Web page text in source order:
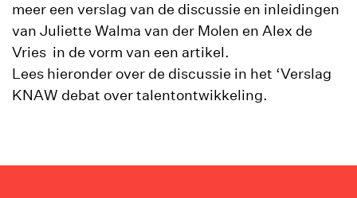
meer een verslag van de discussie en inleidingen
van Juliette Walma van der Molen en Alex de
Vries in de vorm van een artikel.
Lees hieronder over de discussie in het ‘Verslag
KNAW debat over talentontwikkeling.